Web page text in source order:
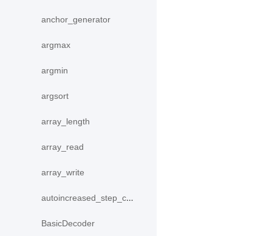
anchor_generator
argmax
argmin
argsort
array_length
array_read
array_write
autoincreased_step_counter
BasicDecoder